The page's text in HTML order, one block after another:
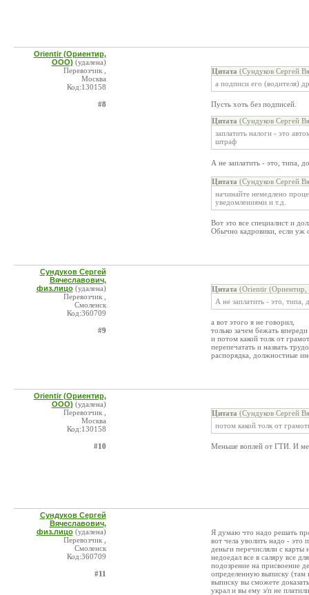
Orientir (Ориентир,
ООО) (удалена)
Перевозчик ,
Москва
Код:130158
#8
Цитата (Сундуков Сергей
а подписи его (водителя)
Пусть хоть без подписей.
Цитата (Сундуков Сергей
заплатить налоги - это
штраф
А не заплатить - это, типа,
Цитата (Сундуков Сергей
начинайте немедлено
уведомлениями и т.д.
Вот это все специалист и
Обычно кадровики, если уж
Сундуков Сергей
Вячеславович,
физ.лицо (удалена)
Перевозчик ,
Смоленск
Код:360709
#9
Цитата (Orientir
А не заплатить - это, типа,
а вот этого я не говорил,
только зачем бежать впереди
и потом какой толк от
перепечатать и назвать
распорядка, должностные
Orientir (Ориентир,
ООО) (удалена)
Перевозчик ,
Москва
Код:130158
#10
Цитата (Сундуков Сергей
потом какой толк от
Меньше воплей от ГТИ. И
Сундуков Сергей
Вячеславович,
физ.лицо (удалена)
Перевозчик ,
Смоленск
Код:360709
#11
Я думаю что надо решать
вот чела уволить надо - это
деньги перечисляли с карты
недоедал все в саляру все
подозрение на присвоение
определенную выписку
выписку вы сможете
украл и вы ему з/п не